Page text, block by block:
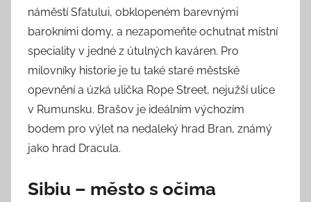
náměstí Sfatului, obklopeném barevnými
barokními domy, a nezapomeňte ochutnat místní
speciality v jedné z útulných kaváren. Pro
milovníky historie je tu také staré městské
opevnění a úzká ulička Rope Street, nejužší ulice
v Rumunsku. Brašov je ideálním výchozím
bodem pro výlet na nedaleký hrad Bran, známý
jako hrad Dracula.
Sibiu – město s očima